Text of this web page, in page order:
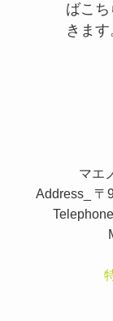
ばこ
きます
マエ
Address_ 〒